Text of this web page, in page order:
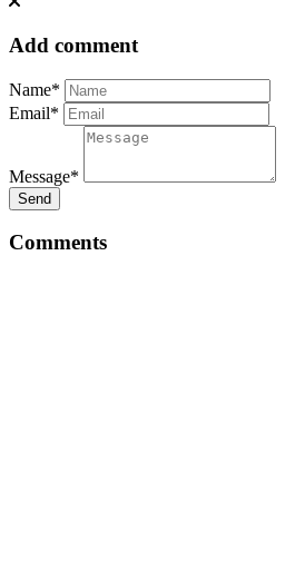
Add comment
Name*
Email*
Message*
Send
Comments